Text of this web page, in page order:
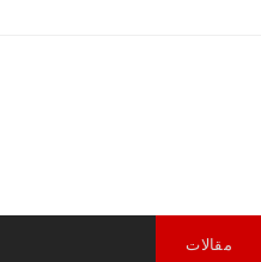
مقالات